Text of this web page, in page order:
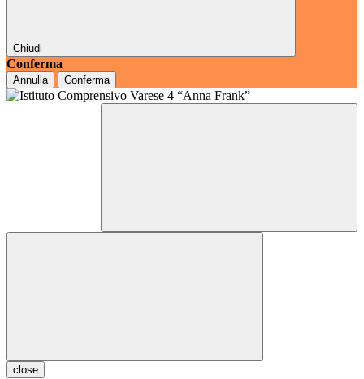
Chiudi
Conferma
Annulla Conferma
close